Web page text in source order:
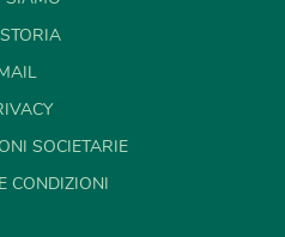
SOCIETARIE
CONDIZIONI